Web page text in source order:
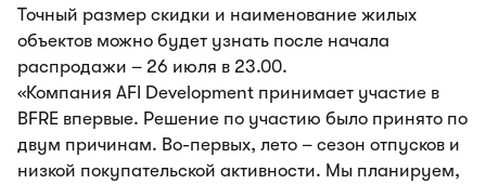
Точный размер скидки и наименование жилых
объектов можно будет узнать после начала
распродажи – 26 июля в 23.00.
«Компания AFI Development принимает участие в
BFRE впервые. Решение по участию было принято по
двум причинам. Во-первых, лето – сезон отпусков и
низкой покупательской активности. Мы планируем,